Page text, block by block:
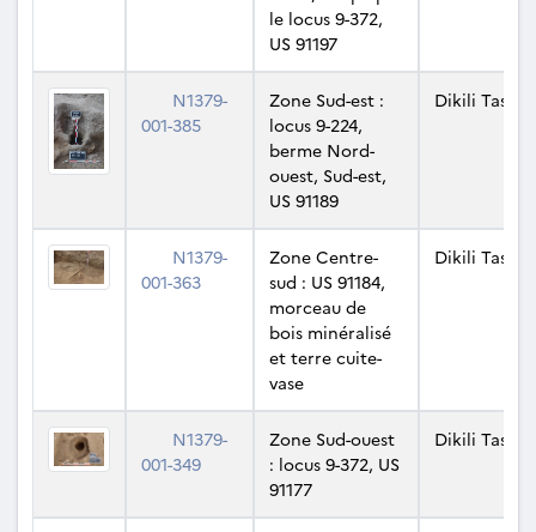
le locus 9-372,
US 91197
N1379-
001-385
Zone Sud-est :
locus 9-224,
berme Nord-
ouest, Sud-est,
US 91189
Dikili Tash
N1379-
001-363
Zone Centre-
sud : US 91184,
morceau de
bois minéralisé
et terre cuite-
vase
Dikili Tash
N1379-
001-349
Zone Sud-ouest
: locus 9-372, US
91177
Dikili Tash